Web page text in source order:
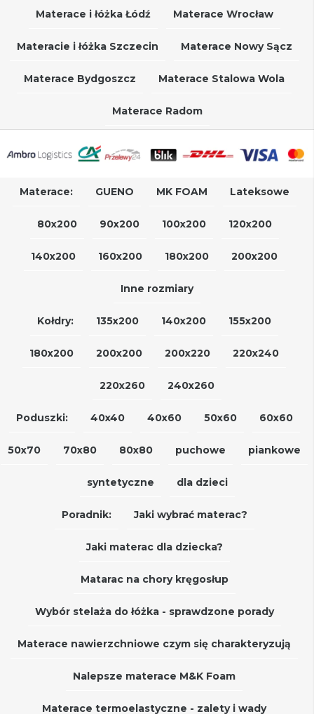
Materace i łóżka Łódź Materace Wrocław
Materacie i łóżka Szczecin Materace Nowy Sącz
Materace Bydgoszcz Materace Stalowa Wola
Materace Radom
Materace: GUENO MK FOAM Lateksowe
80x200 90x200 100x200 120x200
140x200 160x200 180x200 200x200
Inne rozmiary
Kołdry: 135x200 140x200 155x200
180x200 200x200 200x220 220x240
220x260 240x260
Poduszki: 40x40 40x60 50x60 60x60
50x70 70x80 80x80 puchowe piankowe
syntetyczne dla dzieci
Poradnik: Jaki wybrać materac?
Jaki materac dla dziecka?
Matarac na chory kręgosłup
Wybór stelaża do łóżka - sprawdzone porady
Materace nawierzchniowe czym się charakteryzują
Nalepsze materace M&K Foam
Materace termoelastyczne - zalety i wady